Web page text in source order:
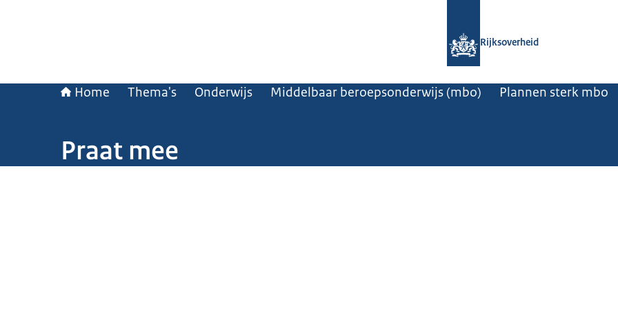
Rijksoverheid
Home Thema's Onderwijs Middelbaar beroepsonderwijs (mbo) Plannen sterk mbo
Praat mee